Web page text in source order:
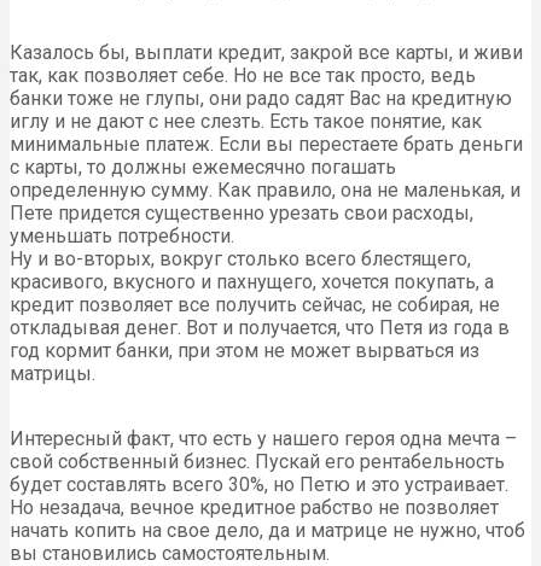
Казалось бы, выплати кредит, закрой все карты, и живи
так, как позволяет себе. Но не все так просто, ведь
банки тоже не глупы, они радо садят Вас на кредитную
иглу и не дают с нее слезть. Есть такое понятие, как
минимальные платеж. Если вы перестаете брать деньги
с карты, то должны ежемесячно погашать
определенную сумму. Как правило, она не маленькая, и
Пете придется существенно урезать свои расходы,
уменьшать потребности.
Ну и во-вторых, вокруг столько всего блестящего,
красивого, вкусного и пахнущего, хочется покупать, а
кредит позволяет все получить сейчас, не собирая, не
откладывая денег. Вот и получается, что Петя из года в
год кормит банки, при этом не может вырваться из
матрицы.
Интересный факт, что есть у нашего героя одна мечта –
свой собственный бизнес. Пускай его рентабельность
будет составлять всего 30%, но Петю и это устраивает.
Но незадача, вечное кредитное рабство не позволяет
начать копить на свое дело, да и матрице не нужно, чтоб
вы становились самостоятельным.